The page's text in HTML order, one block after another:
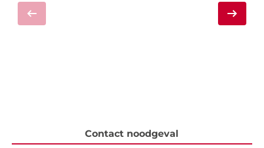
Contact noodgeval